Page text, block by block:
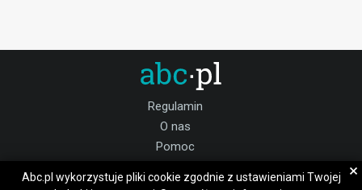
Regulamin
O nas
Pomoc
Abc.pl wykorzystuje pliki cookie zgodnie z ustawieniami Twojej
×